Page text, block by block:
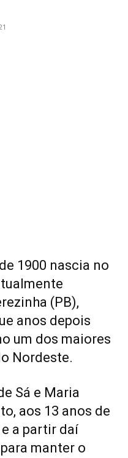
1900 nascia no
(PB),
anos depois
um dos maiores
Nordeste.
Sá e Maria
aos 13 anos de
a partir daí
manter o